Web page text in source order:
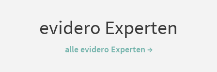
evidero Experten
alle evidero Experten →